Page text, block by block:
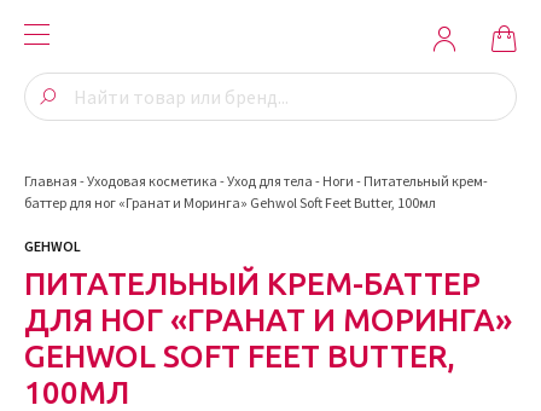
Главная -Уходовая косметика -Уход для тела - Ноги - Питательный крем-
баттер для ног «Гранат и Моринга» Gehwol Soft Feet Butter, 100мл
GEHWOL
ПИТАТЕЛЬНЫЙ КРЕМ-БАТТЕР
ДЛЯ НОГ «ГРАНАТ И МОРИНГА»
GEHWOL SOFT FEET BUTTER,
100МЛ